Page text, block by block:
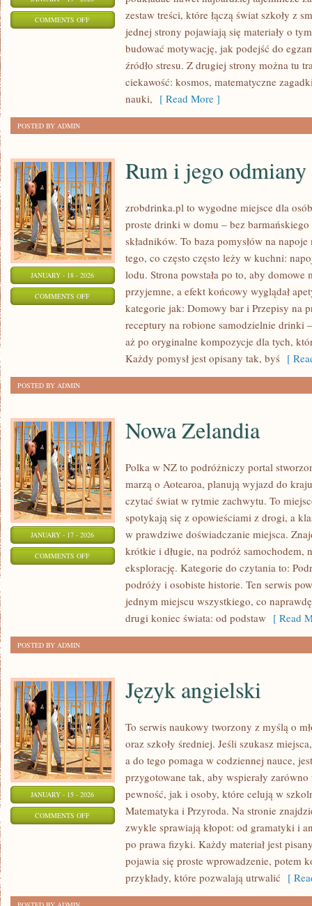
COMMENTS OFFON
MATEMATYKA
zestaw treści, które łączą świat szkoły z
jednej strony pojawiają się materiały o
budować motywację, jak podejść do
źródło stresu. Z drugiej strony można tu
ciekawość: kosmos, matematyczne
nauki, [ Read More ]
POSTED BY ADMIN
JANUARY - 18 - 2026
COMMENTS OFFON
Rum i jego odmiany
zrobdrinka.pl to wygodne miejsce dla
proste drinki w domu – bez
składników. To baza pomysłów na
tego, co często często leży w kuchni:
lodu. Strona powstała po to, aby domowe
przyjemne, a efekt końcowy wyglądał
kategorie jak: Domowy bar i Przepisy na
receptury na robione samodzielnie drinki
aż po oryginalne kompozycje dla tych,
Każdy pomysł jest opisany tak, byś [
POSTED BY ADMIN
JANUARY - 17 - 2026
COMMENTS OFFON
Nowa Zelandia
Polka w NZ to podróżniczy portal
marzą o Aotearoa, planują wyjazd do
czytać świat w rytmie zachwytu. To
spotykają się z opowieściami z drogi, a
w prawdziwe doświadczanie miejsca.
krótkie i długie, na podróż samochodem,
eksplorację. Kategorie do czytania to:
podróży i osobiste historie. Ten serwis
jednym miejscu wszystkiego, co
drugi koniec świata: od podstaw [ Read
POSTED BY ADMIN
JANUARY - 15 - 2026
COMMENTS OFFON
ANGIELSKI
Język angielski
To serwis naukowy tworzony z myślą o
oraz szkoły średniej. Jeśli szukasz
a do tego pomaga w codziennej nauce,
przygotowane tak, aby wspierały
pewność, jak i osoby, które celują w
Matematyka i Przyroda. Na stronie
zwykle sprawiają kłopot: od gramatyki i
po prawa fizyki. Każdy materiał jest
pojawia się proste wprowadzenie, potem
przykłady, które pozwalają utrwalić [